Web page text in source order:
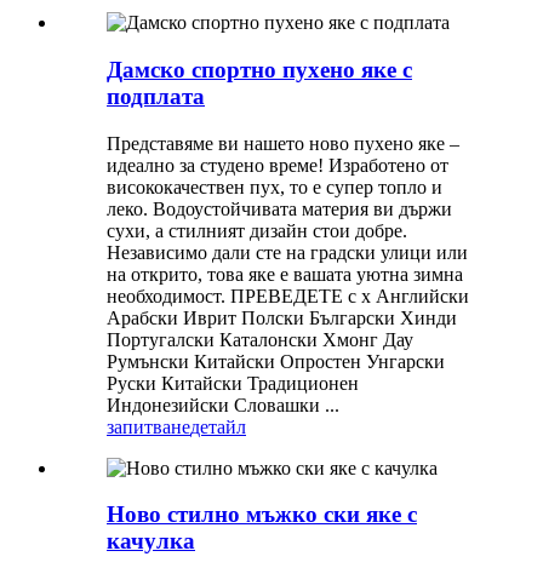
Дамско спортно пухено яке с
подплата
Представяме ви нашето ново пухено яке –
идеално за студено време! Изработено от
висококачествен пух, то е супер топло и
леко. Водоустойчивата материя ви държи
сухи, а стилният дизайн стои добре.
Независимо дали сте на градски улици или
на открито, това яке е вашата уютна зимна
необходимост. ПРЕВЕДЕТЕ с x Английски
Арабски Иврит Полски Български Хинди
Португалски Каталонски Хмонг Дау
Румънски Китайски Опростен Унгарски
Руски Китайски Традиционен
Индонезийски Словашки ...
запитванедетайл
Ново стилно мъжко ски яке с
качулка